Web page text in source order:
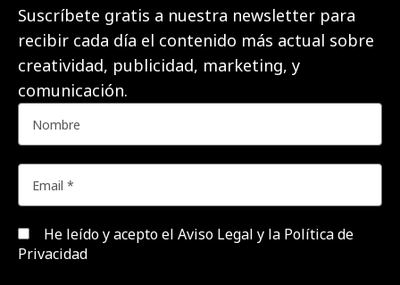
Suscríbete gratis a nuestra newsletter para
recibir cada día el contenido más actual sobre
creatividad, publicidad, marketing, y
comunicación.
He leído y acepto el Aviso Legal y la Política de
Privacidad